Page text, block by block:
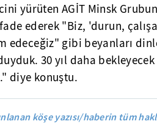
yürüten AGİT Minsk
ederek "Biz, 'durun,
edeceğiz" gibi beyanları
30 yıl daha
diye konuştu.
köşe yazısı/haberin tüm